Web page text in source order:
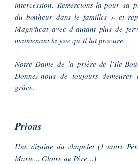
intercession. Remercions-la pour sa
du bonheur dans le familles » et
Magnificat avec d’autant plus de
maintenant la joie qu’il lui procure.
Notre Dame de la prière de l’Ile-
Donnez-nous de toujours
grâce.
Prions
Une dizaine du chapelet (1 notre
Marie… Gloire au Père…)